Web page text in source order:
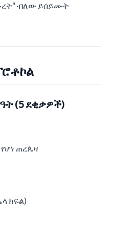
ብለው ይሰይሙት
(5 ደቂቃዎች)
ጠረጴዛ
ክፍል)